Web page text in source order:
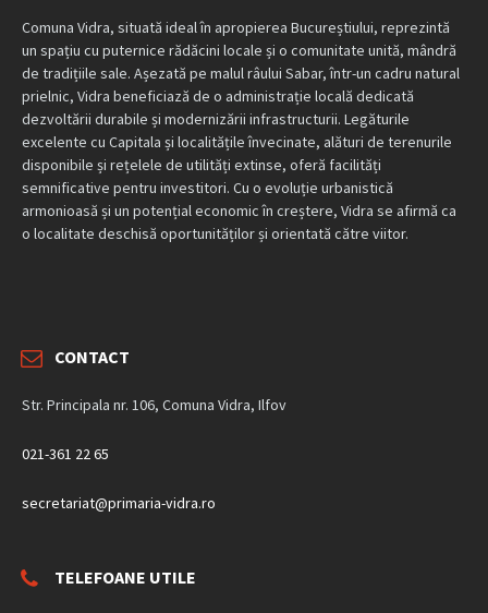
Comuna Vidra, situată ideal în apropierea Bucureștiului, reprezintă
un spațiu cu puternice rădăcini locale și o comunitate unită, mândră
de tradițiile sale. Așezată pe malul râului Sabar, într-un cadru natural
prielnic, Vidra beneficiază de o administrație locală dedicată
dezvoltării durabile și modernizării infrastructurii. Legăturile
excelente cu Capitala și localitățile învecinate, alături de terenurile
disponibile și rețelele de utilități extinse, oferă facilități
semnificative pentru investitori. Cu o evoluție urbanistică
armonioasă și un potențial economic în creștere, Vidra se afirmă ca
o localitate deschisă oportunităților și orientată către viitor.
CONTACT
Str. Principala nr. 106, Comuna Vidra, Ilfov
021-361 22 65
secretariat@primaria-vidra.ro
TELEFOANE UTILE